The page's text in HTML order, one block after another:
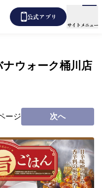
公式アプリ
サイトメニュー
店舗検索
ウォーク桶川店
ージ 次へ